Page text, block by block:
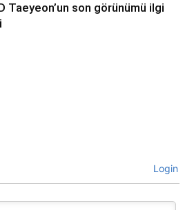
Taeyeon’un son görünümü ilgi
Login